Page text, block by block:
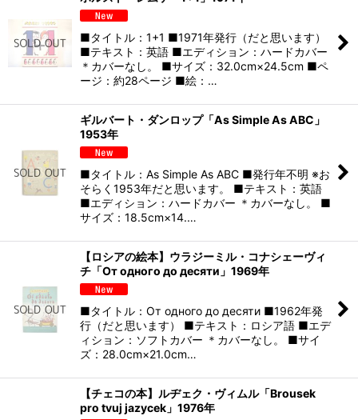
■タイトル：1+1 ■1971年発行（だと思います）
■テキスト：英語 ■エディション：ハードカバー
＊カバーなし。 ■サイズ：32.0cm×24.5cm ■ペ
ージ：約28ページ ■絵：…
ギルバート・ダンロップ「As Simple As ABC」
1953年
■タイトル：As Simple As ABC ■発行年不明 ※お
そらく1953年だと思います。 ■テキスト：英語
■エディション：ハードカバー ＊カバーなし。 ■
サイズ：18.5cm×14.…
【ロシアの絵本】ウラジーミル・コナシェーヴィ
チ「От одного до десяти」1969年
■タイトル：От одного до десяти ■1962年発
行（だと思います） ■テキスト：ロシア語 ■エデ
ィション：ソフトカバー ＊カバーなし。 ■サイ
ズ：28.0cm×21.0cm…
【チェコの本】ルヂェク・ヴィムル「Brousek
pro tvuj jazycek」1976年